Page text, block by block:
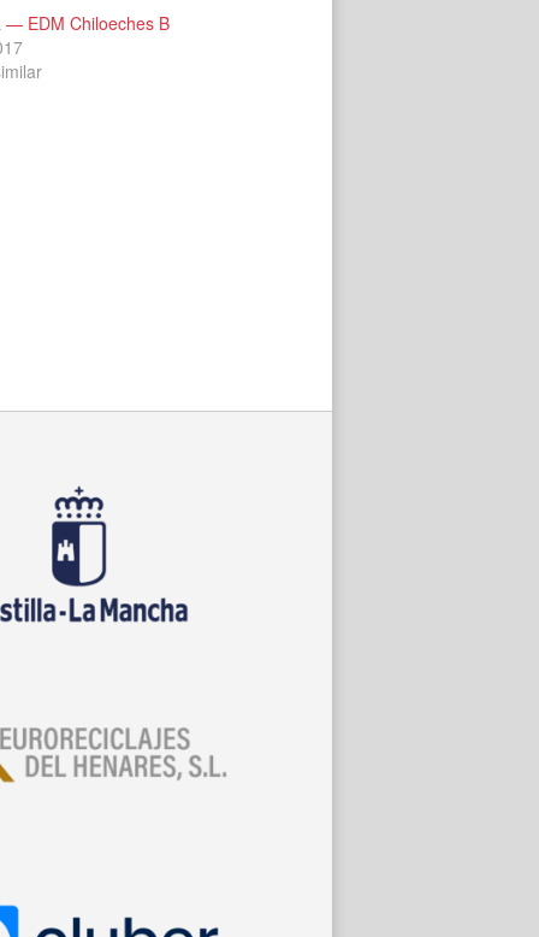
— EDM Chiloeches B